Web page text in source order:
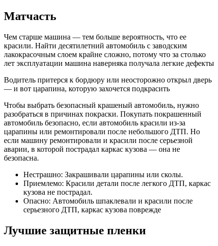
Матчасть
Чем старше машина — тем больше вероятность, что ее
красили. Найти десятилетний автомобиль с заводским
лакокрасочным слоем крайне сложно, потому что за столько
лет эксплуатации машина наверняка получала легкие дефекты
Водитель притерся к бордюру или неосторожно открыл дверь
— и вот царапина, которую захочется подкрасить
Чтобы выбрать безопасный крашеный автомобиль, нужно
разобраться в причинах покраски. Покупать покрашенный
автомобиль безопасно, если автомобиль красили из-за
царапины или ремонтировали после небольшого ДТП. Но
если машину ремонтировали и красили после серьезной
аварии, в которой пострадал каркас кузова — она не
безопасна.
Нестрашно: Закрашивали царапины или сколы.
Приемлемо: Красили детали после легкого ДТП, каркас
кузова не пострадал.
Опасно: Автомобиль шпаклевали и красили после
серьезного ДТП, каркас кузова поврежде
Лучшие защитные пленки